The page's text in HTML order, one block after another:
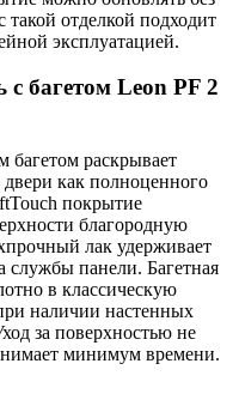
отделкой подходит
эксплуатацией.
багетом Leon PF 2
багетом раскрывает
как полноценного
покрытие
благородную
лак удерживает
службы панели. Багетная
в классическую
наличии настенных
за поверхностью не
минимум времени.